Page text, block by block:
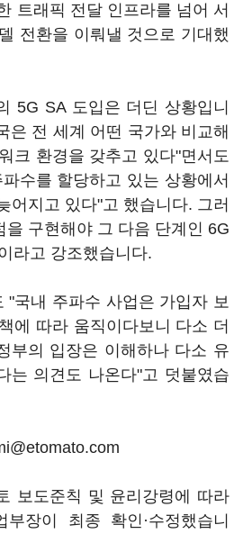
트래픽 전달 인프라를 넘어 서
전환을 이뤄낼 것으로 기대했
5G SA 도입은 더딘 상황입니
은 전 세계 어떤 국가와 비교해
크 환경을 갖추고 있다"면서도
수를 할당하고 있는 상황에서
어지고 있다"고 했습니다. 그러
을 구현해야 그 다음 단계인 6G
라고 강조했습니다.
"국내 주파수 사업은 가입자 보
에 따라 움직이다보니 다소 더
부의 입장은 이해하나 다소 유
는 의견도 나온다"고 덧붙였습
보도준칙 및 윤리강령에 따라
부장이 최종 확인·수정했습니